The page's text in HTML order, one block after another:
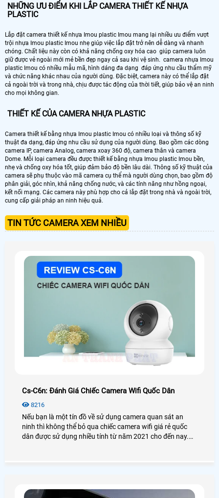
NHỮNG ƯU ĐIỂM KHI LẮP CAMERA THIẾT KẾ NHỰA
PLASTIC
Lắp đặt camera thiết kế nhựa Imou plastic Imou mang lại nhiều ưu điểm vượt
trội nhựa Imou plastic Imou nhẹ giúp việc lắp đặt trở nên dễ dàng và nhanh
chóng. Chất liệu này còn có khả năng chống oxy hóa cao giúp camera luôn
giữ được vẻ ngoài mới mẻ bền đẹp ngay cả sau khi vệ sinh. camera nhựa Imou
plastic Imou có nhiều mẫu mã, hình dáng đa dạng đáp ứng nhu cầu thẩm mỹ
và chức năng khác nhau của người dùng. Đặc biệt, camera này có thể lắp đặt
cả ngoài trời và trong nhà, chịu được tác động của thời tiết, giúp bảo vệ an ninh
cho mọi không gian.
THIẾT KẾ CỦA CAMERA NHỰA PLASTIC
Camera thiết kế bằng nhựa Imou plastic Imou có nhiều loại và thông số kỹ
thuật đa dạng, đáp ứng nhu cầu sử dụng của người dùng. Bao gồm các dòng
camera IP, camera Analog, camera xoay 360 độ, camera thân và camera
Dome. Mỗi loại camera đều được thiết kế bằng nhựa Imou plastic Imou bền,
nhẹ và chống oxy hóa tốt, giúp đảm bảo độ bền lâu dài. Thông số kỹ thuật của
camera sẽ phụ thuộc vào mã camera cụ thể mà người dùng chọn, bao gồm độ
phân giải, góc nhìn, khả năng chống nước, và các tính năng như hồng ngoại,
kết nối mạng. Các camera này phù hợp cho cả lắp đặt trong nhà và ngoài trời,
cung cấp giải pháp an ninh hiệu quả.
TIN TỨC CAMERA XEM NHIỀU
Cs-C6n: Đánh Giá Chiếc Camera Wifi Quốc Dân
8216
Nếu bạn là một tín đồ về sử dụng camera quan sát an
ninh thì không thể bỏ qua chiếc camera wifi giá rẻ quốc
dân được sử dụng nhiều tính từ năm 2021 cho đến nay.